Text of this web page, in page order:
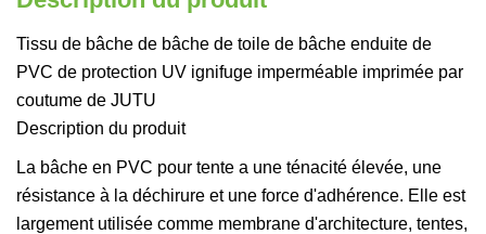
Tissu de bâche de bâche de toile de bâche enduite de
PVC de protection UV ignifuge imperméable imprimée par
coutume de JUTU
Description du produit
La bâche en PVC pour tente a une ténacité élevée, une
résistance à la déchirure et une force d'adhérence. Elle est
largement utilisée comme membrane d'architecture, tentes,